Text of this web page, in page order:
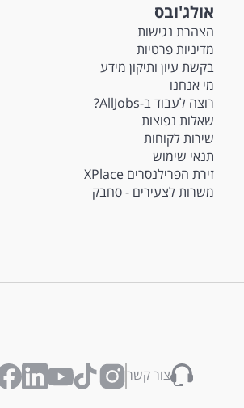
אולג'ובס
הצהרת נגישות
מדיניות פרטיות
בקשת עיון ותיקון מידע
מי אנחנו
רוצה לעבוד ב-AllJobs?
שאלות נפוצות
שירות לקוחות
תנאי שימוש
זירת הפרילנסרים XPlace
משרות לצעירים - סחבק
צור קשר